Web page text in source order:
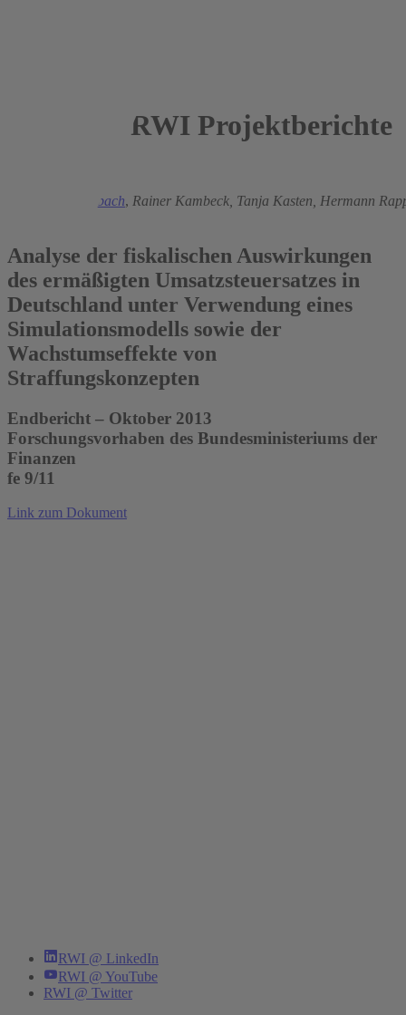
RWI Projektberichte
Philipp Breidenbach, Rainer Kambeck, Tanja Kasten, Hermann
Analyse der fiskalischen Auswirkungen
des ermäßigten Umsatzsteuersatzes in
Deutschland unter Verwendung eines
Simulationsmodells sowie der
Wachstumseffekte von
Straffungskonzepten
Endbericht – Oktober 2013
Forschungsvorhaben des Bundesministeriums der
Finanzen
fe 9/11
Link zum Dokument
RWI @ LinkedIn
RWI @ YouTube
RWI @ Twitter